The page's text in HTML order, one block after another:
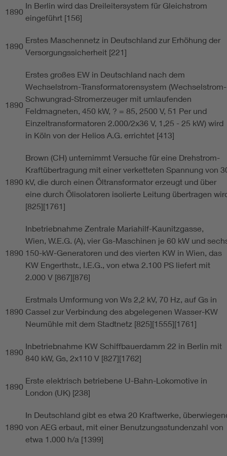
1890
In Berlin wird das Dreileitersystem für Gleichstrom
eingeführt [156]
1890
Erstes Maschennetz in Deutschland zur Erhöhung der
Versorgungssicherheit [221]
1890
Erstes großes EW in Deutschland nach dem
Wechselstrom-Transformatorensystem (Wechselstrom-
Schwungrad-Stromerzeuger mit umlaufenden
Feldmagneten, 450 kW, ? = 85, 2500 V, 51 Per und
Einzeltransformatoren 2.000/2x36 V, 1,25 - 25 kW) wird
in Köln von der Helios A.G. errichtet [413]
1890
Brown (CH) unternimmt Versuche für eine Drehstrom-
Kraftübertragung mit einer verketteten Spannung von
kV, die durch einen Öltransformator erzeugt und über
eine durch Ölisolatoren isolierte Leitung übertragen
[825][1761]
1890
Inbetriebnahme Zentrale Mariahilf-Kaunitzgasse,
Wien, W.E.G. (A), vier Gs-Maschinen je 60 kW und
150-kW-Generatoren und des vierten KW in Wien, das
KW Engerthstr., I.E.G., von etwa 2.100 PS liefert mit
2.000 V [867][876]
1890
Erstmals Umformung von Ws 2,2 kV, 70 Hz, auf Gs in
Cassel zur Verbindung des abgelegenen Wasser-KW
Neumühle mit dem Stadtnetz [825][1555][1761]
1890
Inbetriebnahme KW Schiffbauerdamm 22 in Berlin mit
840 kW, Gs, 2x110 V [827][1762]
1890
Erste elektrisch betriebene U-Bahn-Lokomotive in
London (UK) [238]
1890
In Deutschland gibt es etwa 20 Kraftwerke,
von AEG erbaut, mit einer Benutzungsstundenzahl von
etwa 1.000 h/a [1399]